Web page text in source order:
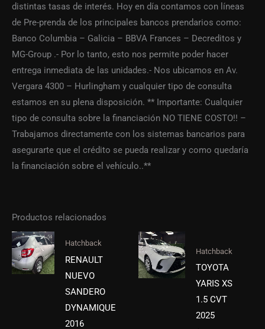
distintas tasas de interés. Hoy en día contamos con líneas
de Pre-prenda de los principales bancos prendarios como:
Banco Columbia – Galicia – BBVA Frances – Decreditos y
MG-Group .- Por lo tanto, esto nos permite poder hacer
entrega inmediata de las unidades.- Nos ubicamos en Av.
Vergara 4300 – Hurlingham y cualquier tipo de consulta
estamos en su plena disposición. ** Importante: Cualquier
tipo de consulta sobre la financiación NO TIENE COSTO!! –
Trabajamos directamente con los sistemas bancarios para
asegurarte que el crédito se pueda realizar y como quedaría
la financiación sobre el vehículo..**
Productos relacionados
Hatchback
RENAULT
NUEVO
SANDERO
DYNAMIQUE
2016
Hatchback
TOYOTA
YARIS XS
1.5 CVT
2025